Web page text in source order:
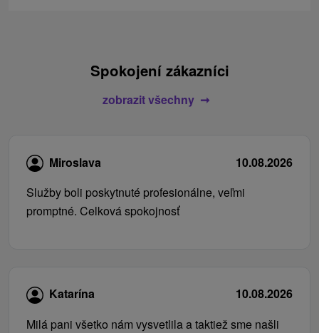
Spokojení zákazníci
zobrazit všechny
Miroslava
10.08.2026
Služby boli poskytnuté profesionálne, veľmi
promptné. Celková spokojnosť
Katarína
10.08.2026
Milá pani všetko nám vysvetlila a taktiež sme našli